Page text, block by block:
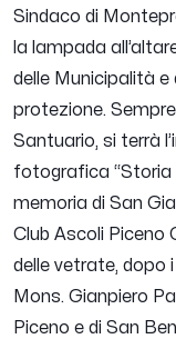
Sindaco di
la lampada
delle Municipalità
protezione.
Santuario, si terrà
fotografica “Storia
memoria di San
Club Ascoli Piceno
delle vetrate, dopo
Mons. Gianpiero
Piceno e di San